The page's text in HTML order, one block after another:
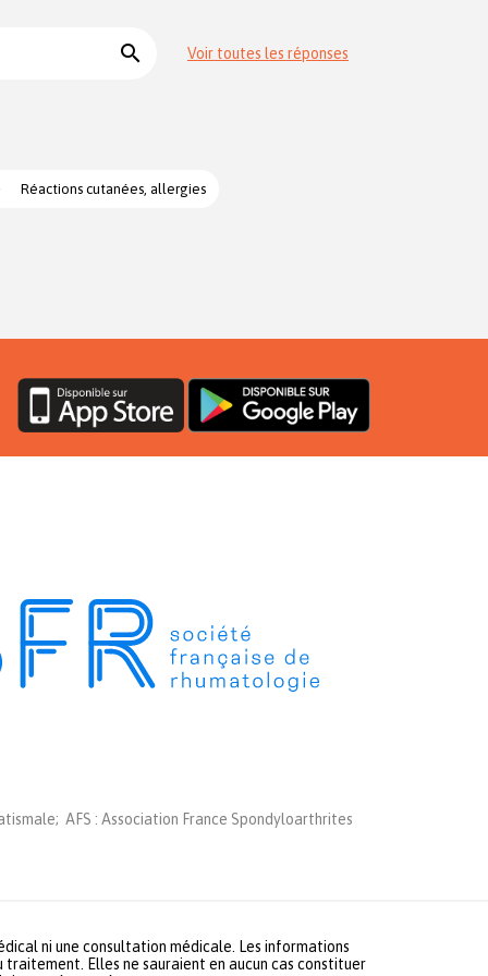
search Voir toutes les réponses
Réactions cutanées, allergies
AFS : Association France Spondyloarthrites
ni une consultation médicale. Les informations
Elles ne sauraient en aucun cas constituer